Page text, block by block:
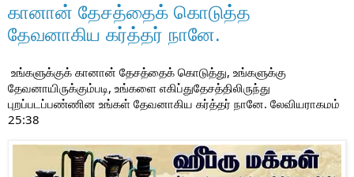
கானான் தேசத்தைக் கொடுத்த
தேவனாகிய கர்த்தர் நானே.
உங்களுக்குக் கானான் தேசத்தைக் கொடுத்து, உங்களுக்கு
தேவனாயிருக்கும்படி, உங்களை எகிப்துதேசத்திலிருந்து
புறப்படப்பண்ணின உங்கள் தேவனாகிய கர்த்தர் நானே. லேவியராகமம்
25:38